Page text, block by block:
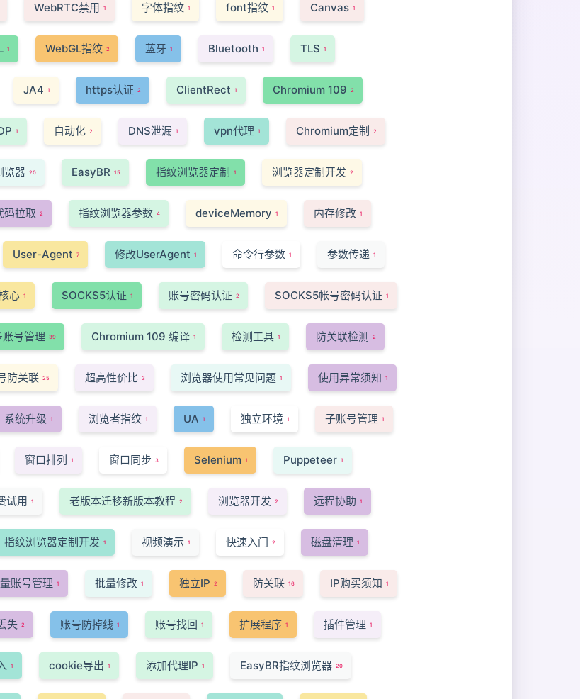
WebRTC禁用 1 字体指纹 1 font指纹 1 Canvas 1
1 WebGL指纹 2 蓝牙 1 Bluetooth 1 TLS 1
JA4 1 https认证 2 ClientRect 1 Chromium 109 2
1 自动化 2 DNS泄漏 1 vpn代理 1 Chromium定制 2
览器 20 EasyBR 15 指纹浏览器定制 1 浏览器定制开发 2
拉取 2 指纹浏览器参数 4 deviceMemory 1 内存修改 1
User-Agent 7 修改UserAgent 1 命令行参数 1 参数传递 1
心 1 SOCKS5认证 1 账号密码认证 2 SOCKS5帐号密码认证 1
账号管理 39 Chromium 109 编译 1 检测工具 1 防关联检测 2
防关联 25 超高性价比 3 浏览器使用常见问题 1 使用异常须知 1
系统升级 1 浏览者指纹 1 UA 1 独立环境 1 子账号管理 1
窗口排列 1 窗口同步 3 Selenium 1 Puppeteer 1
试用 1 老版本迁移新版本教程 2 浏览器开发 2 远程协助 1
指纹浏览器定制开发 1 视频演示 1 快速入门 2 磁盘清理 1
账号管理 1 批量修改 1 独立IP 2 防关联 16 IP购买须知 1
失 2 账号防掉线 1 账号找回 1 扩展程序 1 插件管理 1
1 cookie导出 1 添加代理IP 1 EasyBR指纹浏览器 20